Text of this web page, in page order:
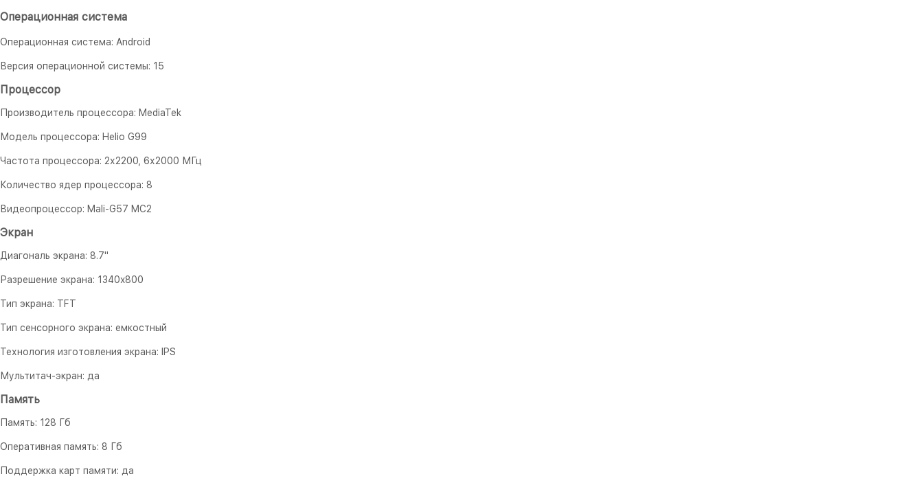
Операционная система
Операционная система: Android
Версия операционной системы: 15
Процессор
Производитель процессора: MediaTek
Модель процессора: Helio G99
Частота процессора: 2х2200, 6х2000 МГц
Количество ядер процессора: 8
Видеопроцессор: Mali-G57 MC2
Экран
Диагональ экрана: 8.7"
Разрешение экрана: 1340x800
Тип экрана: TFT
Тип сенсорного экрана: емкостный
Технология изготовления экрана: IPS
Мультитач-экран: да
Память
Память: 128 Гб
Оперативная память: 8 Гб
Поддержка карт памяти: да